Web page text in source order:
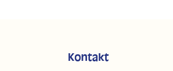
Kontakt